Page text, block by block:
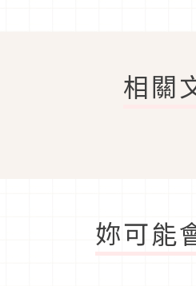
相關
妳可能